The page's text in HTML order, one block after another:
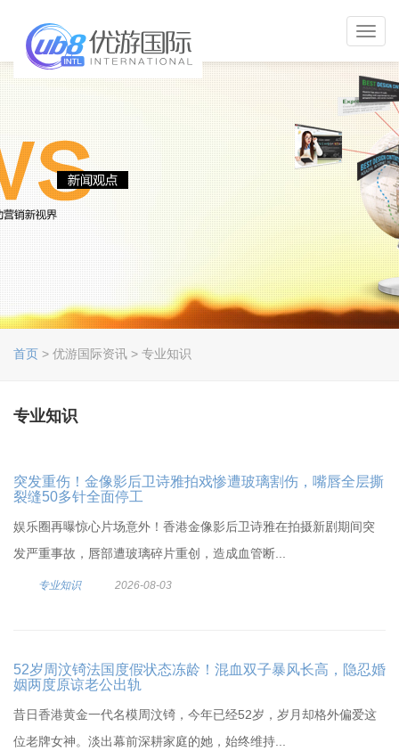
首页 > 优游国际资讯 > 专业知识
专业知识
突发重伤！金像影后卫诗雅拍戏惨遭玻璃割伤，嘴唇全层撕
裂缝50多针全面停工
娱乐圈再曝惊心片场意外！香港金像影后卫诗雅在拍摄新剧期间突
发严重事故，唇部遭玻璃碎片重创，造成血管断...
专业知识 2026-08-03
52岁周汶锜法国度假状态冻龄！混血双子暴风长高，隐忍婚
姻两度原谅老公出轨
昔日香港黄金一代名模周汶锜，今年已经52岁，岁月却格外偏爱这
位老牌女神。淡出幕前深耕家庭的她，始终维持...